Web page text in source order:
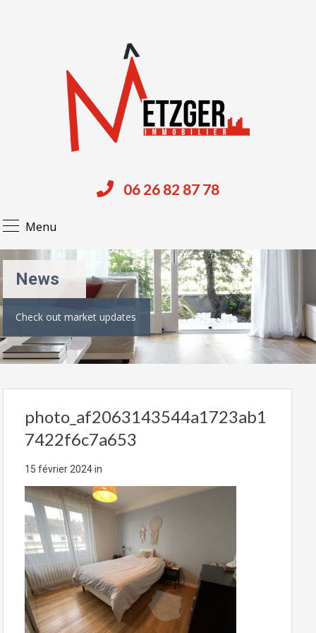
Menu
06 26 82 87 78
News
Check out market updates
photo_af2063143544a1723ab1
7422f6c7a653
15 février 2024in